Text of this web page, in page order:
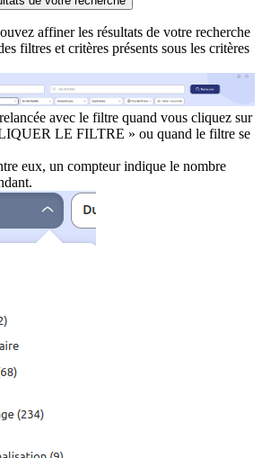
affiner les résultats de votre recherche
filtres et critères présents sous les critères
avec le filtre quand vous cliquez sur
LE FILTRE » ou quand le filtre se
eux, un compteur indique le nombre